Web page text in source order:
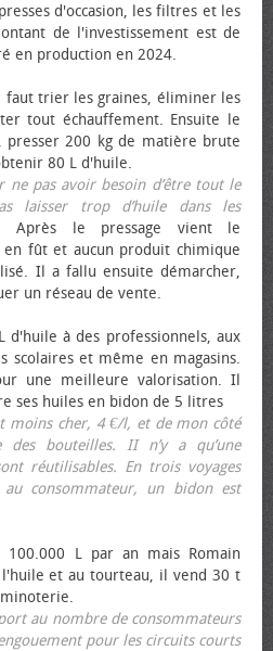
d'occasion, les filtres et les
de l'investissement est de
en production en 2024.
faut trier les graines, éliminer les
tout échauffement. Ensuite le
200 kg de matière brute
80 L d'huile.
ne pas avoir besoin d’être tout le
laisser trop d’huile dans les
Après le pressage vient le
en fût et aucun produit chimique
Il a fallu ensuite démarcher,
un réseau de vente.
à des professionnels, aux
scolaires et même en magasins.
une meilleure valorisation. Il
ses huiles en bidon de 5 litres
moins cher, 4 €/l, et de mon côté
des bouteilles. II n’y a qu’une
réutilisables. En trois voyages
consommateur, un bidon est
L par an mais Romain
et au tourteau, il vend 30 t
au nombre de consommateurs
pour les circuits courts